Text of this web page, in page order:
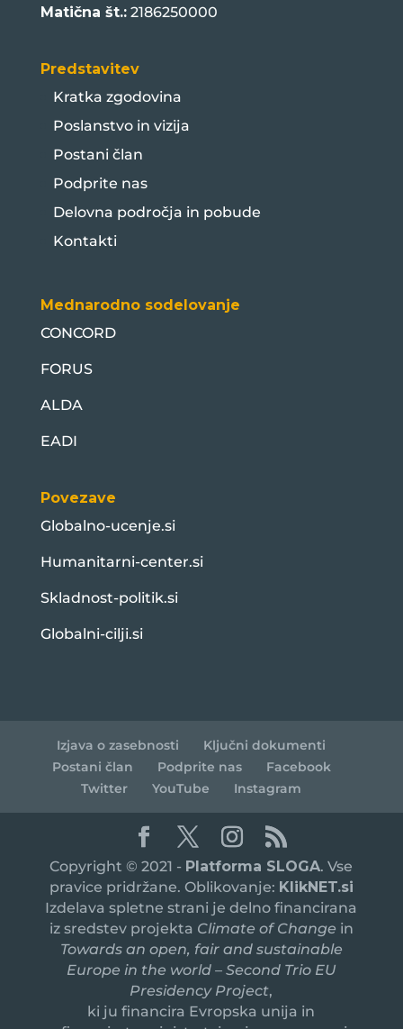
Matična št.:2186250000
Predstavitev
Kratka zgodovina
Poslanstvo in vizija
Postani član
Podprite nas
Delovna področja in pobude
Kontakti
Mednarodno sodelovanje
CONCORD
FORUS
ALDA
EADI
Povezave
Globalno-ucenje.si
Humanitarni-center.si
Skladnost-politik.si
Globalni-cilji.si
Izjava o zasebnosti
Ključni dokumenti
Postani član
Podprite nas
Facebook
Twitter
YouTube Instagram
Copyright © 2021 - Platforma SLOGA. Vse
pravice pridržane. Oblikovanje: KlikNET.si
Izdelava spletne strani je delno financirana
iz sredstev projekta Climate of Change in
Towards an open, fair and sustainable
Europe in the world – Second Trio EU
Presidency Project,
ki ju financira Evropska unija in